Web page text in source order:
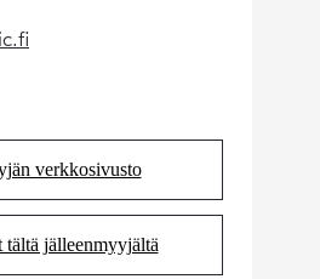
välilehdessä)
välilehdessä)
välilehdessä)
verkkosivusto
(Aukeaa uudessa välilehdessä)
jälleenmyyjältä
(Aukeaa uudessa välilehdessä)